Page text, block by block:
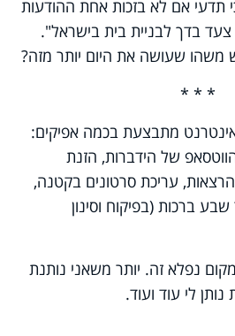
תדעי אם לא בזכות אחת ההודעות
בדך לבניית בית בישראל".
משהו שעושה את היום יותר מזה?
* * *
מתבצעת בכמה אפיקים:
של הידברות, הזנת
עריכת סרטונים בקטנה,
ברכות (בפיקוח וסינון
נפלא זה. יותר משאני נותנת
לי עוד ועוד.